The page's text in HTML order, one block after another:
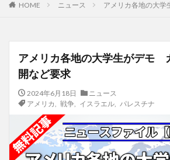
HOME ニュース アメリカ各地の大
アメリカ各地の大学生がデモ
開など要求
2024年6月18日
ニュース
アメリカ
戦争, イスラエル, パレスチナ